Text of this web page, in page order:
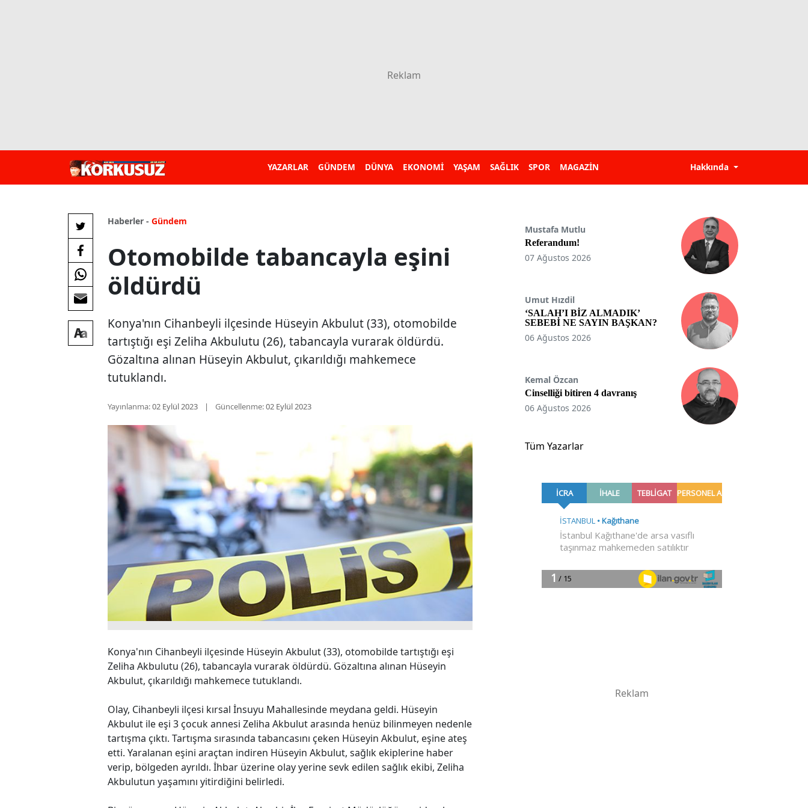
YAZARLAR GÜNDEM DÜNYA EKONOMİ YAŞAM SAĞLIK SPOR MAGAZİN Hakkında
Haberler - Gündem
Otomobilde tabancayla eşini
öldürdü
Konya'nın Cihanbeyli ilçesinde Hüseyin Akbulut (33), otomobilde
tartıştığı eşi Zeliha Akbulutu (26), tabancayla vurarak öldürdü.
Gözaltına alınan Hüseyin Akbulut, çıkarıldığı mahkemece
tutuklandı.
Yayınlanma:02 Eylül 2023 Güncellenme:02 Eylül 2023
Konya'nın Cihanbeyli ilçesinde Hüseyin Akbulut (33), otomobilde tartıştığı eşi
Zeliha Akbulutu (26), tabancayla vurarak öldürdü. Gözaltına alınan Hüseyin
Akbulut, çıkarıldığı mahkemece tutuklandı.
Olay, Cihanbeyli ilçesi kırsal İnsuyu Mahallesinde meydana geldi. Hüseyin
Akbulut ile eşi 3 çocuk annesi Zeliha Akbulut arasında henüz bilinmeyen nedenle
tartışma çıktı. Tartışma sırasında tabancasını çeken Hüseyin Akbulut, eşine ateş
etti. Yaralanan eşini araçtan indiren Hüseyin Akbulut, sağlık ekiplerine haber
verip, bölgeden ayrıldı. İhbar üzerine olay yerine sevk edilen sağlık ekibi, Zeliha
Akbulutun yaşamını yitirdiğini belirledi.
Mustafa Mutlu
Referandum!
07 Ağustos 2026
Umut Hızdil
‘SALAH’I BİZ ALMADIK’
SEBEBİ NE SAYIN BAŞKAN?
06 Ağustos 2026
Kemal Özcan
Cinselliği bitiren 4 davranış
06 Ağustos 2026
Tüm Yazarlar